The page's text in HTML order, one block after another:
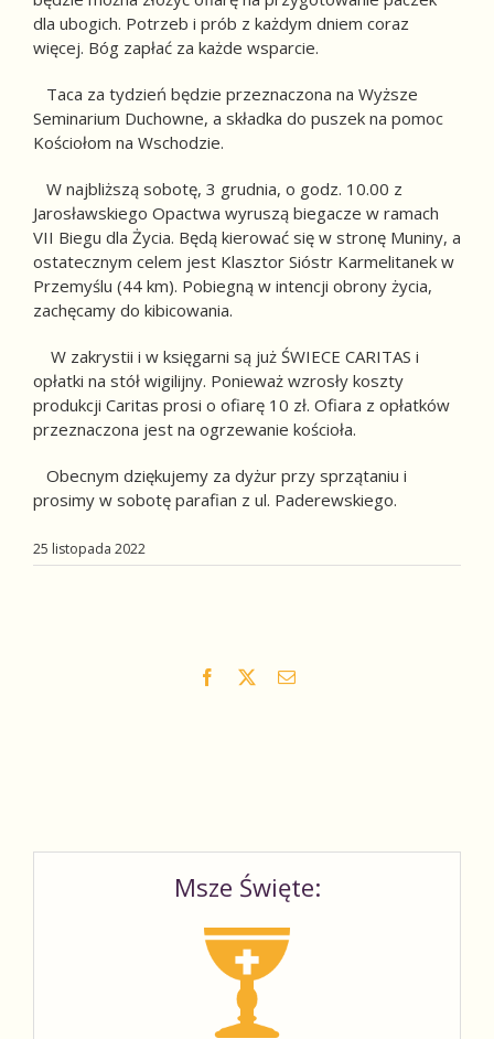
dla ubogich. Potrzeb i prób z każdym dniem coraz
więcej. Bóg zapłać za każde wsparcie.
Taca za tydzień będzie przeznaczona na Wyższe
Seminarium Duchowne, a składka do puszek na pomoc
Kościołom na Wschodzie.
W najbliższą sobotę, 3 grudnia, o godz. 10.00 z
Jarosławskiego Opactwa wyruszą biegacze w ramach
VII Biegu dla Życia. Będą kierować się w stronę Muniny, a
ostatecznym celem jest Klasztor Sióstr Karmelitanek w
Przemyślu (44 km). Pobiegną w intencji obrony życia,
zachęcamy do kibicowania.
W zakrystii i w księgarni są już ŚWIECE CARITAS i
opłatki na stół wigilijny. Ponieważ wzrosły koszty
produkcji Caritas prosi o ofiarę 10 zł. Ofiara z opłatków
przeznaczona jest na ogrzewanie kościoła.
Obecnym dziękujemy za dyżur przy sprzątaniu i
prosimy w sobotę parafian z ul. Paderewskiego.
25 listopada 2022
Facebook Email
Msze Święte: